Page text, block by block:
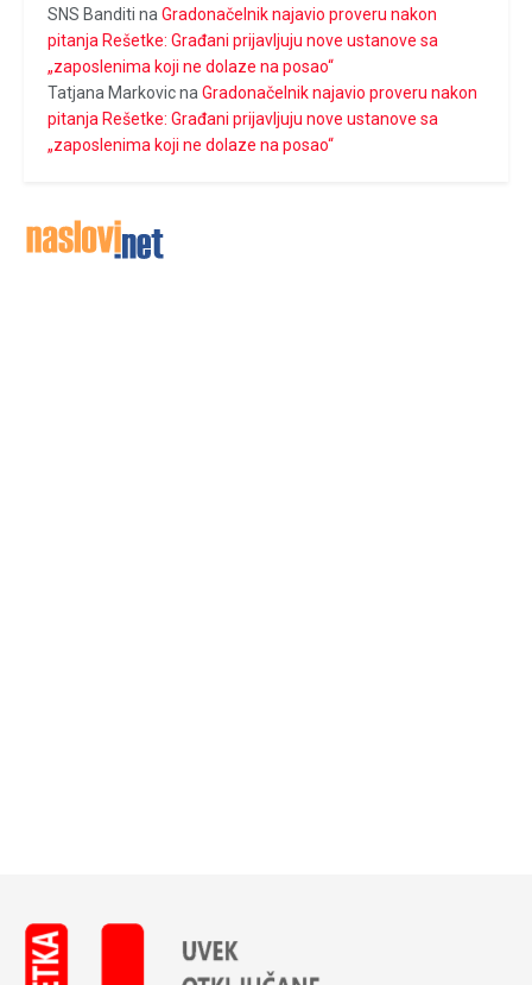
SNS Banditi naGradonačelnik najavio proveru nakon
pitanja Rešetke: Građani prijavljuju nove ustanove sa
„zaposlenima koji ne dolaze na posao“
Tatjana MarkovicnaGradonačelnik najavio proveru nakon
pitanja Rešetke: Građani prijavljuju nove ustanove sa
„zaposlenima koji ne dolaze na posao“